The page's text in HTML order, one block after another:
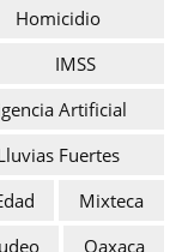
Homicidio
IMSS
Artificial
Fuertes
Mixteca
Oaxaca